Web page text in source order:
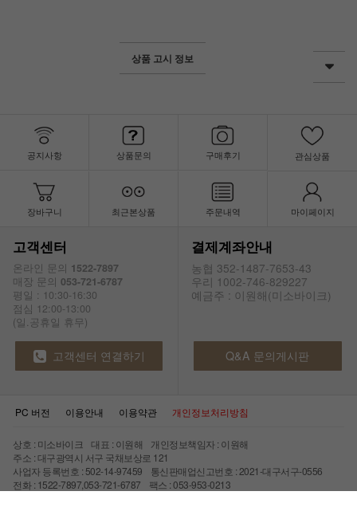
상품 고시 정보
공지사항 상품문의 구매후기 관심상품
장바구니 최근본상품 주문내역 마이페이지
고객센터
온라인 문의 1522-7897
매장 문의 053-721-6787
평일 : 10:30-16:30
점심 12:00-13:00
(일.공휴일 휴무)
결제계좌안내
농협 352-1487-7653-43
우리 1002-746-829227
예금주 : 이원해(미소바이크)
고객센터 연결하기 Q&A 문의게시판
PC 버전 이용안내 이용약관 개인정보처리방침
상호 : 미소바이크 대표 : 이원해 개인정보책임자 : 이원해
주소 : 대구광역시 서구 국채보상로 121
사업자 등록번호 : 502-14-97459 통신판매업신고번호 : 2021-대구서구-0556
전화 : 1522-7897,053-721-6787 팩스 : 053-953-0213